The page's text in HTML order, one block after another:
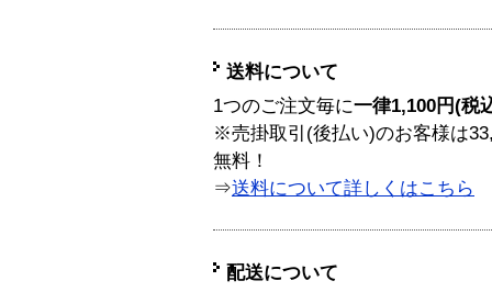
送料について
1つのご注文毎に一律1,100円(税
※売掛取引(後払い)のお客様は
無料！
⇒送料について詳しくはこちら
配送について